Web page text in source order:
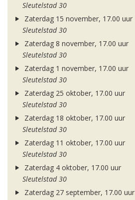
Sleutelstad 30
Zaterdag 15 november, 17.00 uur
Sleutelstad 30
Zaterdag 8 november, 17.00 uur
Sleutelstad 30
Zaterdag 1 november, 17.00 uur
Sleutelstad 30
Zaterdag 25 oktober, 17.00 uur
Sleutelstad 30
Zaterdag 18 oktober, 17.00 uur
Sleutelstad 30
Zaterdag 11 oktober, 17.00 uur
Sleutelstad 30
Zaterdag 4 oktober, 17.00 uur
Sleutelstad 30
Zaterdag 27 september, 17.00 uur